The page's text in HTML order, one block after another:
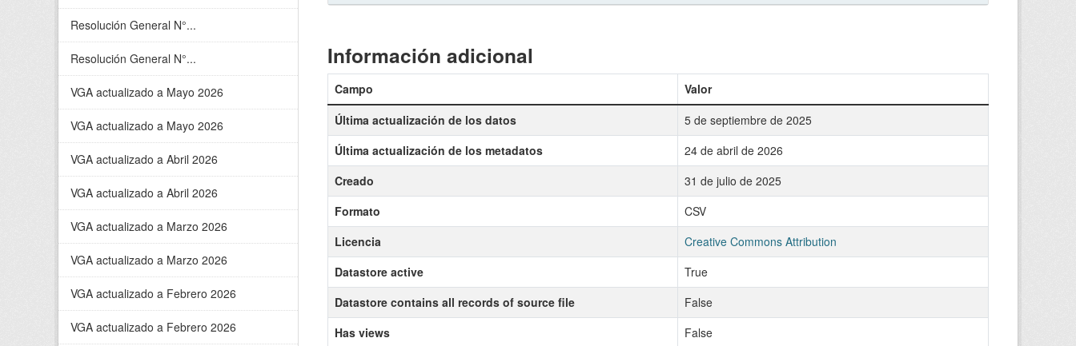
Resolución General N°...
Resolución General N°...
VGA actualizado a Mayo 2026
VGA actualizado a Mayo 2026
VGA actualizado a Abril 2026
VGA actualizado a Abril 2026
VGA actualizado a Marzo 2026
VGA actualizado a Marzo 2026
VGA actualizado a Febrero 2026
VGA actualizado a Febrero 2026
Información adicional
Campo
Valor
Última actualización de los datos
5 de septiembre de 2025
Última actualización de los metadatos
24 de abril de 2026
Creado
31 de julio de 2025
Formato
CSV
Licencia
Creative Commons Attribution
Datastore active
True
Datastore contains all records of source file
False
Has views
False